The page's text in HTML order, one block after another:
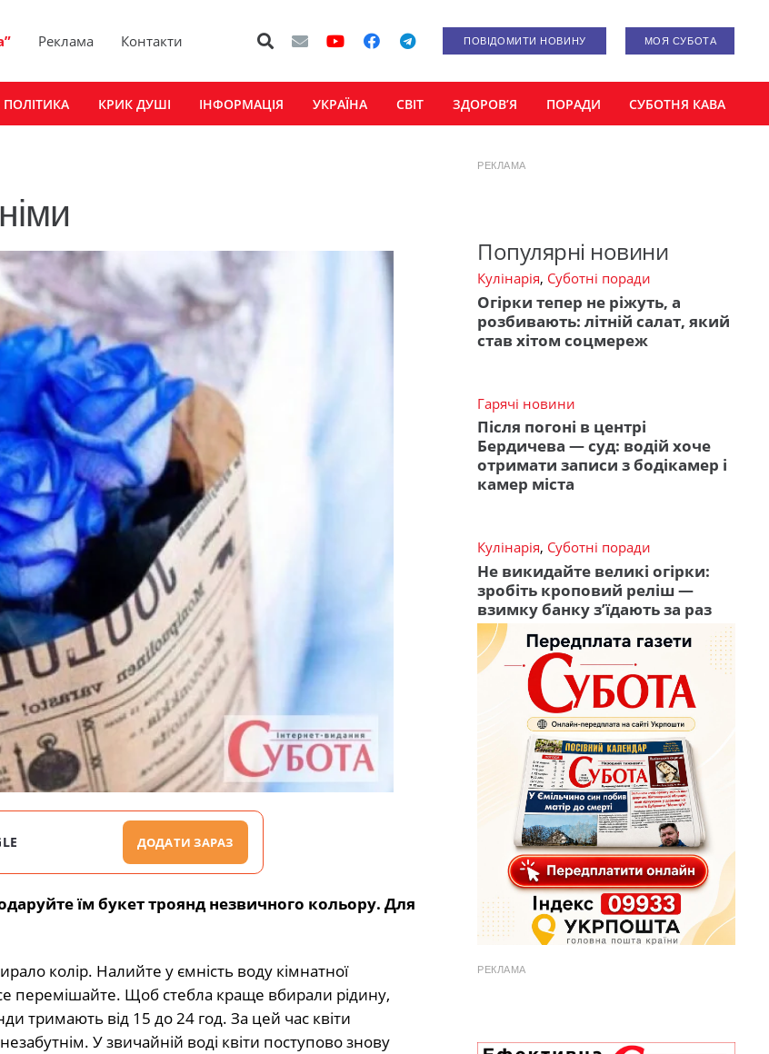
Реклама Контакти ПОВІДОМИТИ НОВИНУ МОЯ СУБОТА
ПОЛІТИКА КРИК ДУШІ ІНФОРМАЦІЯ УКРАЇНА СВІТ ЗДОРОВ’Я ПОРАДИ СУБОТНЯ КАВА
ДОДАТИ ЗАРАЗ
їм букет троянд незвичного кольору. Для
колір. Налийте у ємність воду кімнатної
перемішайте. Щоб стебла краще вбирали рідину,
тримають від 15 до 24 год. За цей час квіти
У звичайній воді квіти поступово знову
РЕКЛАМА
Популярні новини
Кулінарія, Суботні поради
Огірки тепер не ріжуть, а
розбивають: літній салат, який
став хітом соцмереж
Гарячі новини
Після погоні в центрі
Бердичева — суд: водій хоче
отримати записи з бодікамер і
камер міста
Кулінарія, Суботні поради
Не викидайте великі огірки:
зробіть кроповий реліш —
взимку банку з’їдають за раз
РЕКЛАМА